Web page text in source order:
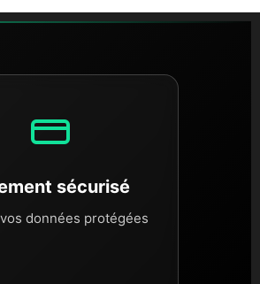
sécurisé
données protégées